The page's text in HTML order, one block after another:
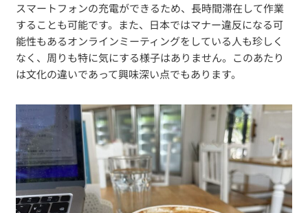
スマートフォンの充電ができるため、長時間滞在して作業
することも可能です。また、日本ではマナー違反になる可
能性もあるオンラインミーティングをしている人も珍しく
なく、周りも特に気にする様子はありません。このあたり
は文化の違いであって興味深い点でもあります。